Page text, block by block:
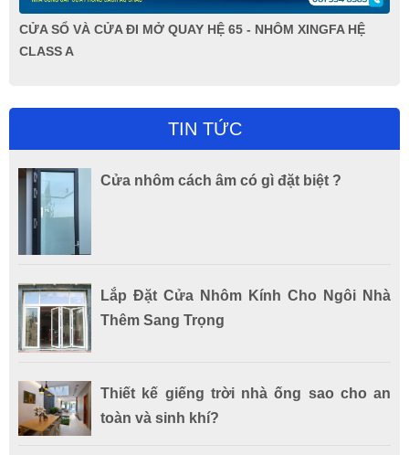
CỬA SỔ VÀ CỬA ĐI MỞ QUAY HỆ 65 - NHÔM XINGFA HỆ
CLASS A
TIN TỨC
Cửa nhôm cách âm có gì đặt biệt ?
Lắp Đặt Cửa Nhôm Kính Cho Ngôi Nhà
Thêm Sang Trọng
Thiết kế giếng trời nhà ống sao cho an
toàn và sinh khí?